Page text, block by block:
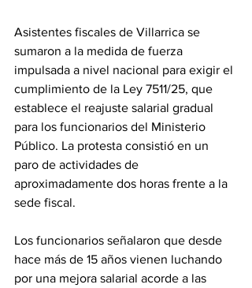
Asistentes fiscales de Villarrica se
sumaron a la medida de fuerza
impulsada a nivel nacional para exigir el
cumplimiento de la Ley 7511/25, que
establece el reajuste salarial gradual
para los funcionarios del Ministerio
Público. La protesta consistió en un
paro de actividades de
aproximadamente dos horas frente a la
sede fiscal.
Los funcionarios señalaron que desde
hace más de 15 años vienen luchando
por una mejora salarial acorde a las